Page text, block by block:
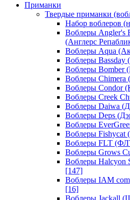
Приманки
Твердые приманки
Набор воблеров
Воблеры Angler's
(Англерс
Воблеры Aqua
Воблеры Bassday
Воблеры Bomber
Воблеры Chimera
Воблеры Condor
Воблеры Creek
Воблеры Daiwa
Воблеры Deps
Воблеры
Воблеры Fishycat
Воблеры FLT
Воблеры Grows
Воблеры Halcyon
[147]
Воблеры IAM
[16]